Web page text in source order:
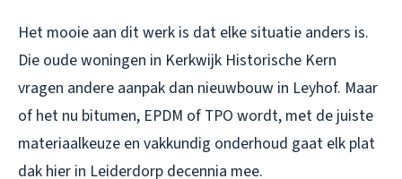
Het mooie aan dit werk is dat elke situatie anders is.
Die oude woningen in Kerkwijk Historische Kern
vragen andere aanpak dan nieuwbouw in Leyhof. Maar
of het nu bitumen, EPDM of TPO wordt, met de juiste
materiaalkeuze en vakkundig onderhoud gaat elk plat
dak hier in Leiderdorp decennia mee.